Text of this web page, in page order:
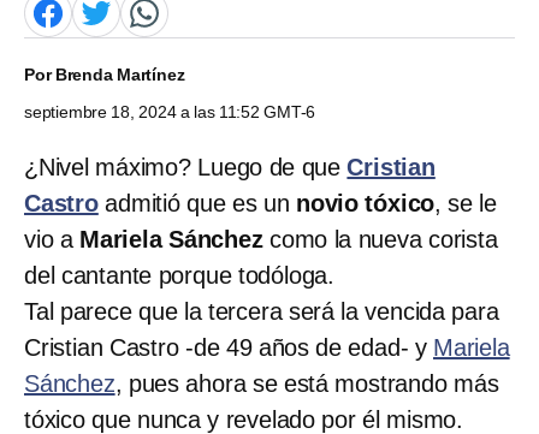
PorBrenda Martínez
septiembre 18, 2024 a las 11:52 GMT-6
¿Nivel máximo? Luego de queCristian
Castroadmitió que es un novio tóxico, se le
vio a Mariela Sánchezcomo la nueva corista
del cantante porque todóloga.
Tal parece que la tercera será la vencida para
Cristian Castro -de 49 años de edad- y Mariela
Sánchez, pues ahora se está mostrando más
tóxico que nunca y revelado por él mismo.